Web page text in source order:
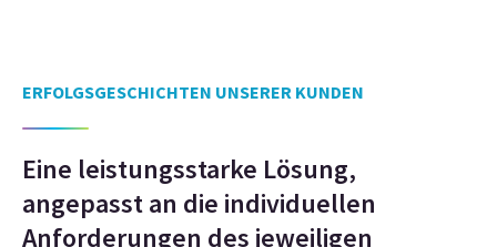
ERFOLGSGESCHICHTEN UNSERER KUNDEN
Eine leistungsstarke Lösung,
angepasst an die individuellen
Anforderungen des jeweiligen